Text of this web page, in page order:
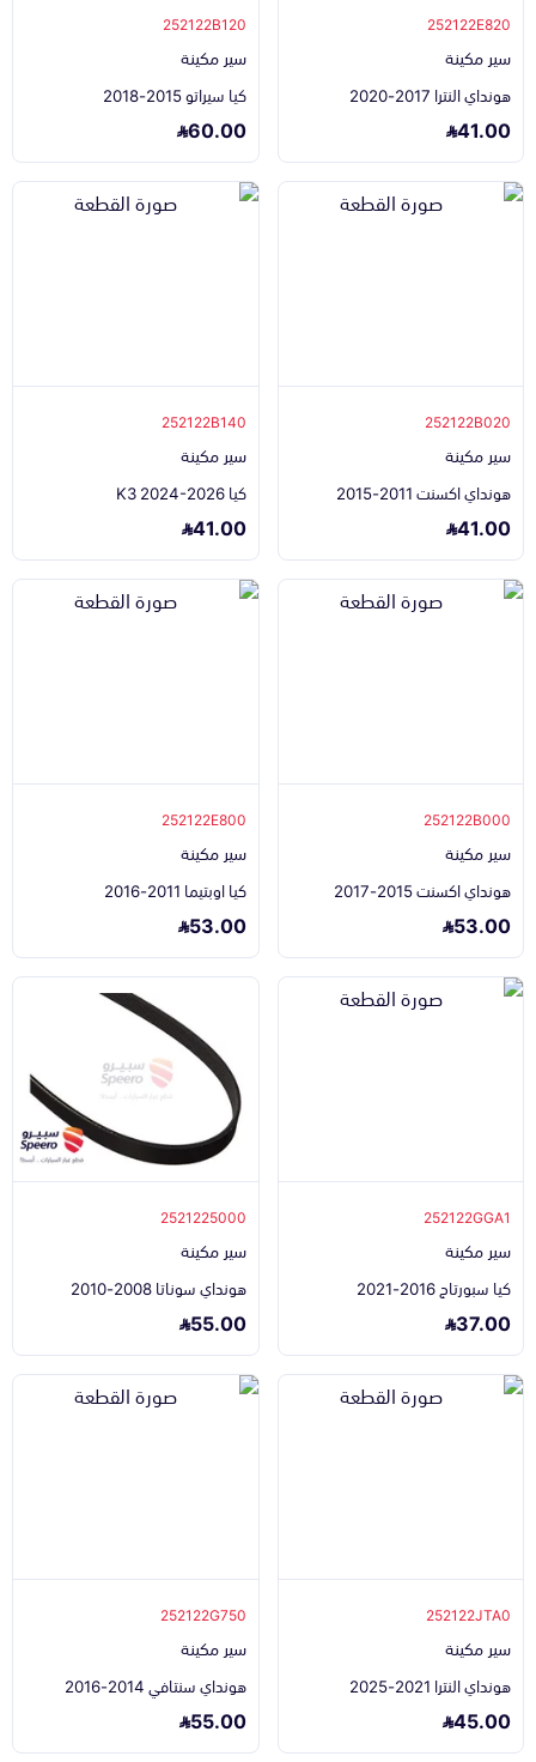
252122E820
سير مكينة
هونداي النترا 2017-2020
41.00
252122B120
سير مكينة
كيا سيراتو 2015-2018
60.00
252122B020
سير مكينة
هونداي اكسنت 2011-2015
41.00
252122B140
سير مكينة
كيا K3 2024-2026
41.00
252122B000
سير مكينة
هونداي اكسنت 2015-2017
53.00
252122E800
سير مكينة
كيا اوبتيما 2011-2016
53.00
252122GGA1
سير مكينة
كيا سبورتاج 2016-2021
37.00
2521225000
سير مكينة
هونداي سوناتا 2008-2010
55.00
252122JTA0
سير مكينة
هونداي النترا 2021-2025
45.00
252122G750
سير مكينة
هونداي سنتافي 2014-2016
55.00